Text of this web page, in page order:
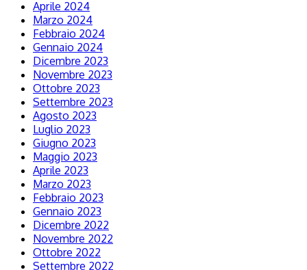
Aprile 2024
Marzo 2024
Febbraio 2024
Gennaio 2024
Dicembre 2023
Novembre 2023
Ottobre 2023
Settembre 2023
Agosto 2023
Luglio 2023
Giugno 2023
Maggio 2023
Aprile 2023
Marzo 2023
Febbraio 2023
Gennaio 2023
Dicembre 2022
Novembre 2022
Ottobre 2022
Settembre 2022